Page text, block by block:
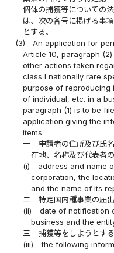
個体の捕獲等についての
は、次の各号に掲げる事
とする。
(3)
An application for
Article 10, paragraph
other actions taken
class I nationally rare
purpose of reproducing
of individual, etc. in a
paragraph (1) is to be
application giving the
items:
一
申請者の住所及び氏
在地、名称及び代表者の
(i)
address and name
corporation, the
and the name of its
二
特定国内種事業の届
(ii)
date of notification
business and the
三
捕獲等をしようとす
(iii)
the following